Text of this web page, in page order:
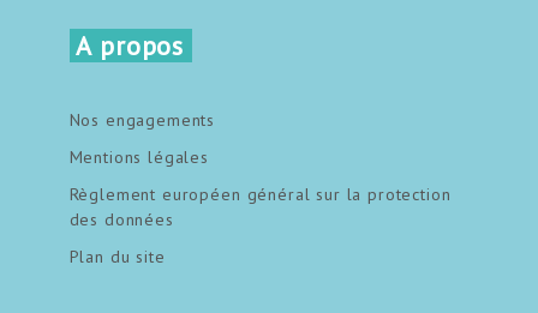
A propos
Nos engagements
Mentions légales
Règlement européen général sur la protection
des données
Plan du site